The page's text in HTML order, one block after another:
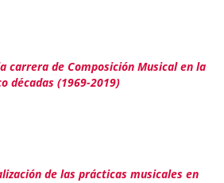
carrera de Composición Musical en la
décadas (1969-2019)
de las prácticas musicales en